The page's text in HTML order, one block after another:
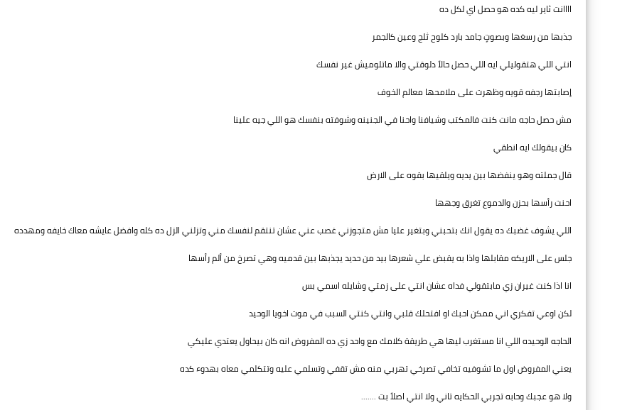
اااانت ثاير ليه كده هو حصل اي لكل ده
جذبها من رسغها وبصوتٍ جامد بارد كلوح ثلج وعين كالجمر
انتي اللي هتقوليلي ايه اللي حصل حالاً دلوقتي والا ماتلوميش غير نفسك
إصابتها رجفه قويه وظهرت على ملامحها معالم الخوف
مش حصل حاجه مانت كنت فالمكتب وشيافنا واحنا في الجنينه وشوفته بنفسك هو اللي جيه علينا
كان بيقولك ايه انطقي
قال جملته وهو ينفضها بين يديه ويلقيها بقوه على الارض
احنت رأسها بحزن والدموع تغرق وجهها
اللي يشوف غضبك ده يقول انك بتحبني وبتغير عليا مش متجوزني غصب عني عشان تنتقم لنفسك مني وتزلني الزل ده كله وافضل عايشه معاك خايفه ومهدده
جلس على الاريكه مقابلها واذا به يقبض علي شعرها بيد من حديد يجذبها بين قدميه وهي تصرخ من ألم رأسها
انا اذا كنت غيران زي مابتقولي فداه عشان انتي على زمتي وشايله اسمي بس
لكن اوعي تفكري اني ممكن احبك او افتحلك قلبي وانتي كنتي السبب في موت اخويا الوحيد
الحاجه الوحيده اللي انا مستغرب ليها هي طريقة كلامك مع واحد زي ده المفروض انه كان بيحاول يعتدي عليكي
يعني المفروض اول ما تشوفيه تخافي تصرخي تهربي منه مش تقفي وتسلمي عليه وتتكلمي معاه بهدوء كده
ولا هو عجبك وحابه تجربي الحكايه تاني ولا انتي اصلاً بت .......